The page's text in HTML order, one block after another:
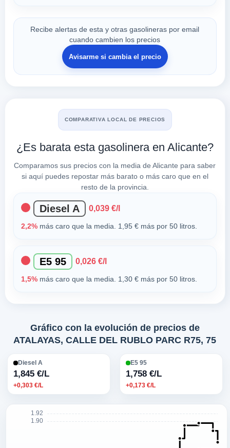
Recibe alertas de esta y otras gasolineras por email
cuando cambien los precios
Avisarme si cambia el precio
COMPARATIVA LOCAL DE PRECIOS
¿Es barata esta gasolinera en Alicante?
Comparamos sus precios con la media de Alicante para saber
si aquí puedes repostar más barato o más caro que en el
resto de la provincia.
Diesel A 0,039 €/l
2,2%más caro que la media. 1,95 € más por 50 litros.
E5 95 0,026 €/l
1,5%más caro que la media. 1,30 € más por 50 litros.
Gráfico con la evolución de precios de
ATALAYAS, CALLE DEL RUBLO PARC R75, 75
Diesel A
1,845 €/L
+0,303 €/L
E5 95
1,758 €/L
+0,173 €/L